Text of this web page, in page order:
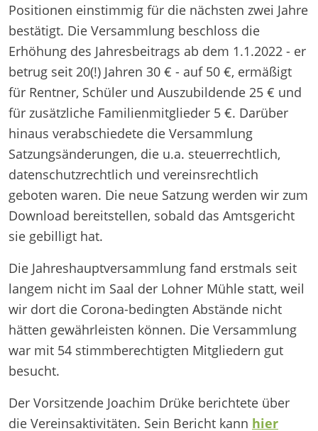
Positionen einstimmig für die nächsten zwei Jahre
bestätigt. Die Versammlung beschloss die
Erhöhung des Jahresbeitrags ab dem 1.1.2022 - er
betrug seit 20(!) Jahren 30 € - auf 50 €, ermäßigt
für Rentner, Schüler und Auszubildende 25 € und
für zusätzliche Familienmitglieder 5 €. Darüber
hinaus verabschiedete die Versammlung
Satzungsänderungen, die u.a. steuerrechtlich,
datenschutzrechtlich und vereinsrechtlich
geboten waren. Die neue Satzung werden wir zum
Download bereitstellen, sobald das Amtsgericht
sie gebilligt hat.
Die Jahreshauptversammlung fand erstmals seit
langem nicht im Saal der Lohner Mühle statt, weil
wir dort die Corona-bedingten Abstände nicht
hätten gewährleisten können. Die Versammlung
war mit 54 stimmberechtigten Mitgliedern gut
besucht.
Der Vorsitzende Joachim Drüke berichtete über
die Vereinsaktivitäten. Sein Bericht kann hier